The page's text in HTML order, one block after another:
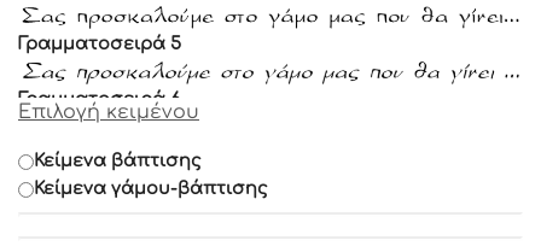
Γραμματοσειρά 5
Γραμματοσειρά 6
Γραμματοσειρά 7
Επιλογή κειμένου
Κείμενα βάπτισης
Κείμενα γάμου-βάπτισης